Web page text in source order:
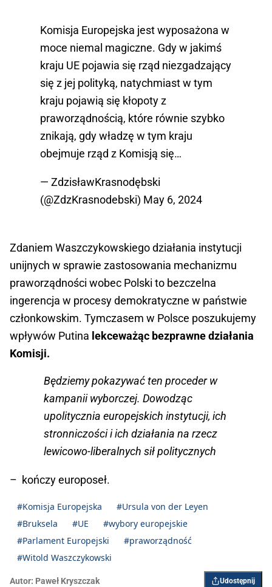
Komisja Europejska jest wyposażona w
moce niemal magiczne. Gdy w jakimś
kraju UE pojawia się rząd niezgadzający
się z jej polityką, natychmiast w tym
kraju pojawią się kłopoty z
praworządnością, które równie szybko
znikają, gdy władzę w tym kraju
obejmuje rząd z Komisją się…
— ZdzisławKrasnodębski
(@ZdzKrasnodebski) May 6, 2024
Zdaniem Waszczykowskiego działania instytucji
unijnych w sprawie zastosowania mechanizmu
praworządności wobec Polski to bezczelna
ingerencja w procesy demokratyczne w państwie
członkowskim. Tymczasem w Polsce poszukujemy
wpływów Putina lekceważąc bezprawne działania
Komisji.
Będziemy pokazywać ten proceder w
kampanii wyborczej. Dowodząc
upolitycznia europejskich instytucji, ich
stronniczości i ich działania na rzecz
lewicowo-liberalnych sił politycznych
– kończy europoseł.
#Komisja Europejska
#Ursula von der Leyen
#Bruksela
#UE
#wybory europejskie
#Parlament Europejski
#praworządność
#Witold Waszczykowski
Autor: Paweł Kryszczak Udostępnij